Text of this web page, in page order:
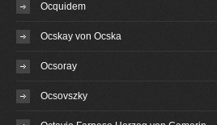
Ocquidem
Ocskay von Ocska
Ocsoray
Ocsovszky